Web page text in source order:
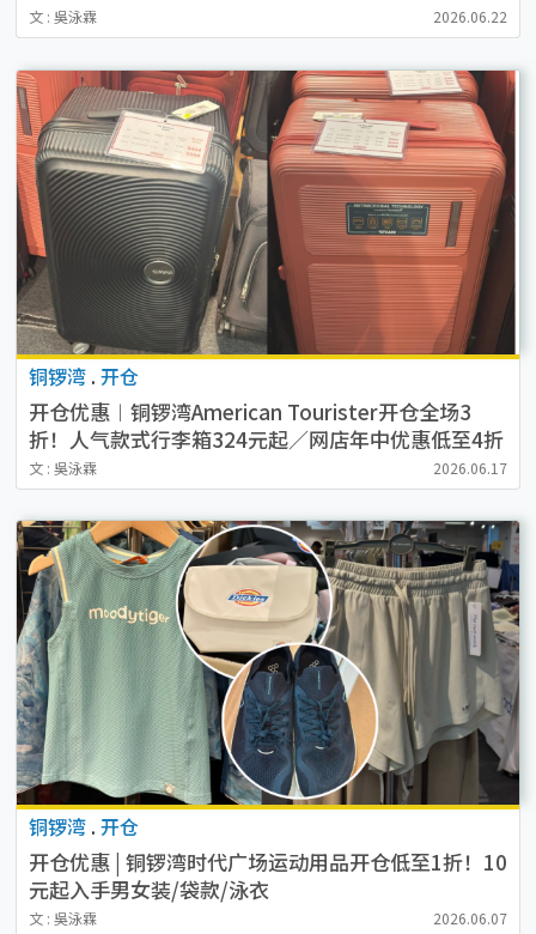
文 : 吳泳霖 2026.06.22
铜锣湾 . 开仓
开仓优惠︱铜锣湾American Tourister开仓全场3
折！人气款式行李箱324元起／网店年中优惠低至4折
文 : 吳泳霖 2026.06.17
铜锣湾 . 开仓
开仓优惠 | 铜锣湾时代广场运动用品开仓低至1折！10
元起入手男女装/袋款/泳衣
moodytiger/bossini/Her Own Words/Dickies
文 : 吳泳霖 2026.06.07